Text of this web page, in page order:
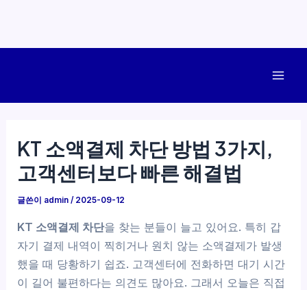
KT 소액결제 차단 방법 3가지,
고객센터보다 빠른 해결법
글쓴이 admin/ 2025-09-12
KT 소액결제 차단을 찾는 분들이 늘고 있어요. 특히 갑
자기 결제 내역이 찍히거나 원치 않는 소액결제가 발생
했을 때 당황하기 쉽죠. 고객센터에 전화하면 대기 시간
이 길어 불편하다는 의견도 많아요. 그래서 오늘은 직접